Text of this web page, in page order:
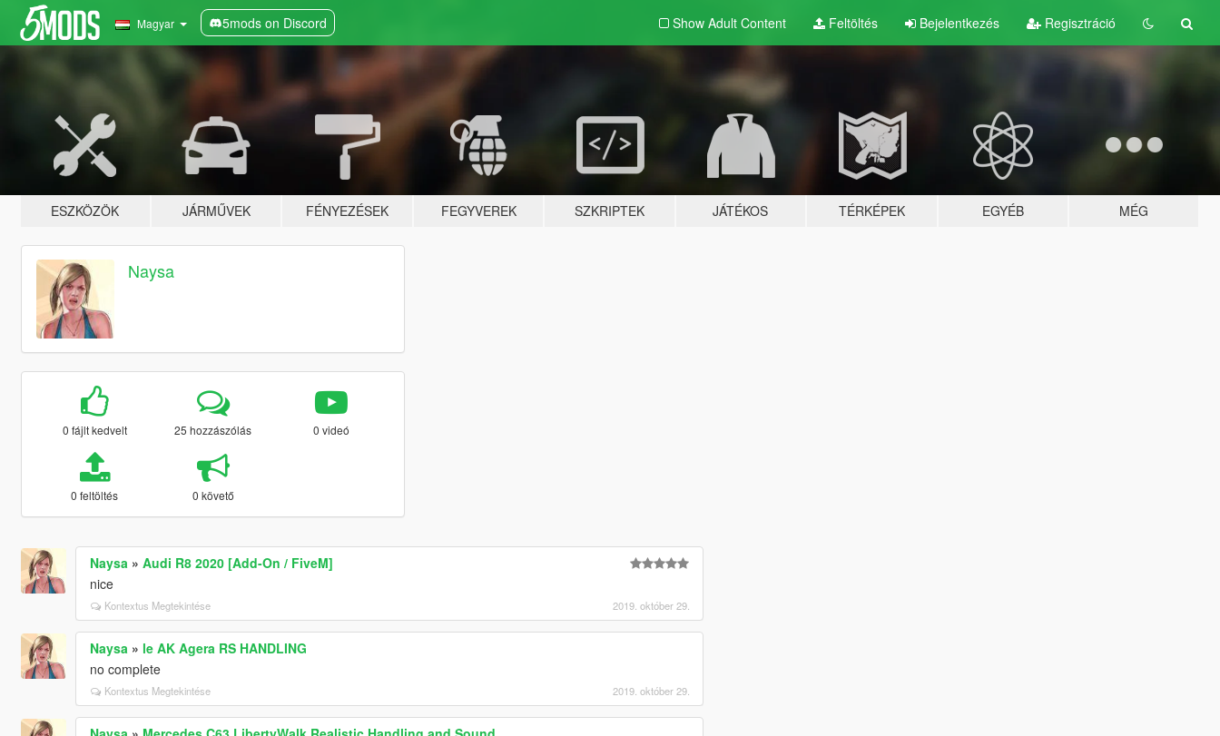
Magyar 5mods on Discord Show Adult Content Feltöltés Bejelentkezés Regisztráció
ESZKÖZÖK JÁRMŰVEK FÉNYEZÉSEK FEGYVEREK SZKRIPTEK JÁTÉKOS TÉRKÉPEK EGYÉB MÉG
Naysa
0 fájlt kedvelt 25 hozzászólás 0 videó
0 feltöltés 0 követő
Naysa » Audi R8 2020 [Add-On / FiveM]
nice
Kontextus Megtekintése 2019. október 29.
Naysa » le AK Agera RS HANDLING
no complete
Kontextus Megtekintése 2019. október 29.